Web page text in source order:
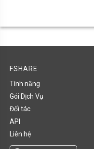
FSHARE
Tính năng
Gói Dịch Vụ
Đối tác
API
Liên hệ